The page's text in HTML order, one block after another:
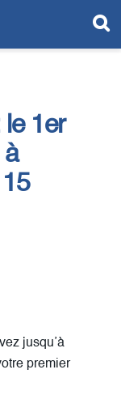
le 1er
à
jusqu’à
premier